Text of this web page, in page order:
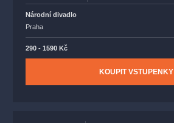
Národní divadlo
Praha
290 - 1590 Kč
KOUPIT VSTUPENKY